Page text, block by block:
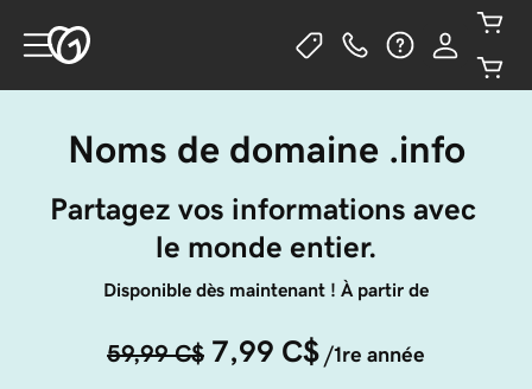
Noms de domaine .info
Partagez vos informations avec
le monde entier.
Disponible dès maintenant ! À partir de
59,99 C$ 7,99 C$ /1re année